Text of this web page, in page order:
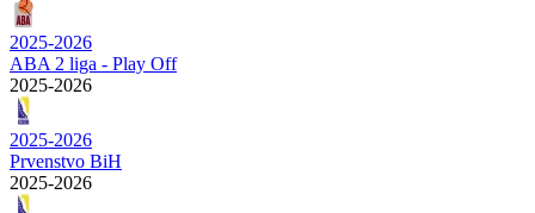
2025-2026
ABA 2 liga - Play Off
2025-2026
2025-2026
Prvenstvo BiH
2025-2026